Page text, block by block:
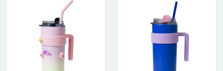
Thợ đang căn chỉnh dán decal lên bát cơm